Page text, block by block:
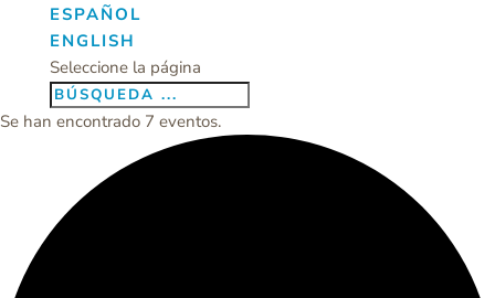
ESPAÑOL
ENGLISH
Seleccione la página
Se han encontrado 7 eventos.